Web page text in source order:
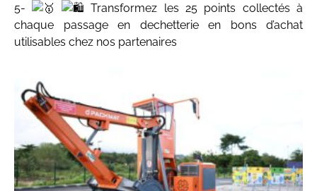
5-
Transformez les 25 points collectés à
chaque passage en dechetterie en bons d’achat
utilisables chez nos partenaires